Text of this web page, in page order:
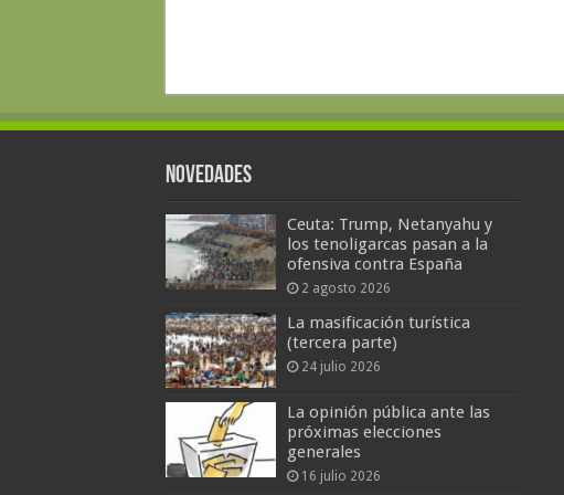
Novedades
Ceuta: Trump, Netanyahu y
los tenoligarcas pasan a la
ofensiva contra España
2 agosto 2026
La masificación turística
(tercera parte)
24 julio 2026
La opinión pública ante las
próximas elecciones
generales
16 julio 2026